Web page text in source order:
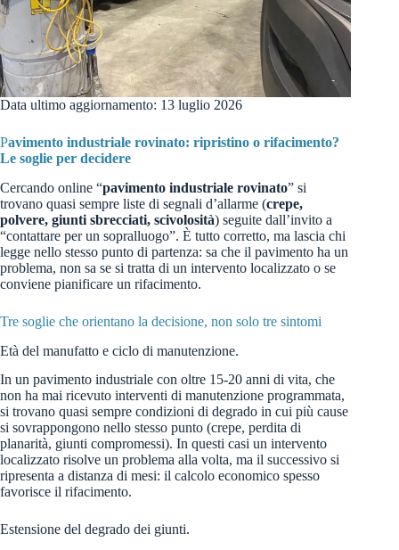
Data ultimo aggiornamento: 13 luglio 2026
Pavimento industriale rovinato: ripristino o rifacimento?
Le soglie per decidere
Cercando online “pavimento industriale rovinato” si
trovano quasi sempre liste di segnali d’allarme (crepe,
polvere, giunti sbrecciati, scivolosità) seguite dall’invito a
“contattare per un sopralluogo”. È tutto corretto, ma lascia chi
legge nello stesso punto di partenza: sa che il pavimento ha un
problema, non sa se si tratta di un intervento localizzato o se
conviene pianificare un rifacimento.
Tre soglie che orientano la decisione, non solo tre sintomi
Età del manufatto e ciclo di manutenzione.
In un pavimento industriale con oltre 15-20 anni di vita, che
non ha mai ricevuto interventi di manutenzione programmata,
si trovano quasi sempre condizioni di degrado in cui più cause
si sovrappongono nello stesso punto (crepe, perdita di
planarità, giunti compromessi). In questi casi un intervento
localizzato risolve un problema alla volta, ma il successivo si
ripresenta a distanza di mesi: il calcolo economico spesso
favorisce il rifacimento.
Estensione del degrado dei giunti.